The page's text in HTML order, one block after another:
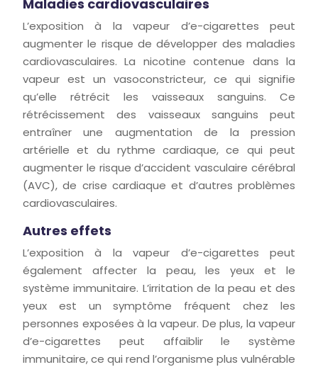
Maladies cardiovasculaires
L’exposition à la vapeur d’e-cigarettes peut
augmenter le risque de développer des maladies
cardiovasculaires. La nicotine contenue dans la
vapeur est un vasoconstricteur, ce qui signifie
qu’elle rétrécit les vaisseaux sanguins. Ce
rétrécissement des vaisseaux sanguins peut
entraîner une augmentation de la pression
artérielle et du rythme cardiaque, ce qui peut
augmenter le risque d’accident vasculaire cérébral
(AVC), de crise cardiaque et d’autres problèmes
cardiovasculaires.
Autres effets
L’exposition à la vapeur d’e-cigarettes peut
également affecter la peau, les yeux et le
système immunitaire. L’irritation de la peau et des
yeux est un symptôme fréquent chez les
personnes exposées à la vapeur. De plus, la vapeur
d’e-cigarettes peut affaiblir le système
immunitaire, ce qui rend l’organisme plus vulnérable